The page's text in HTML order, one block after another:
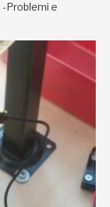
Problemi e